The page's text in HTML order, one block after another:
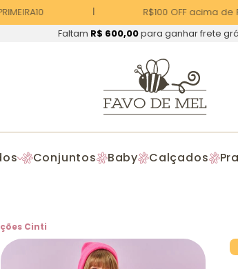
R$100 OFF acima de
Faltam R$ 600,00para ganhar frete
Conjuntos Baby Calçados
Cinti